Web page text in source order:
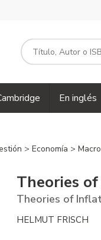
En inglés
> Economía >
Theories
Theories of
HELMUT FRISCH